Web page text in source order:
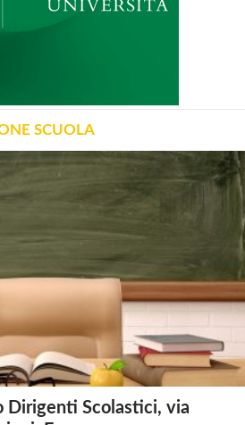
SCUOLA
Dirigenti Scolastici, via